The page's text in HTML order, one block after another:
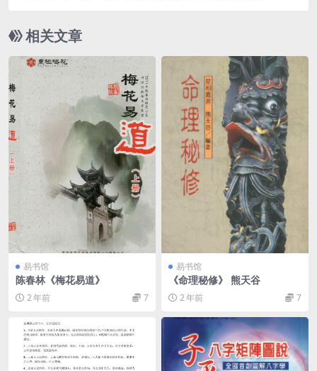
相关文章
易书馆
陈春林《梅花易道》
2 年前 7
易书馆
《命理秘修》 熊天谷
2 年前 7